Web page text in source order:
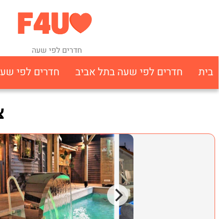
חדרים לפי שעה
בית חדרים לפי שעה בתל אביב חדרים לפי